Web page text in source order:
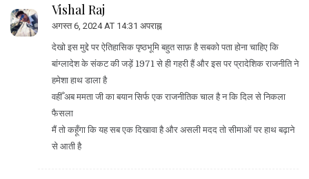
Vishal Raj
अगस्त 6, 2024 AT 14:31 अपराह्न
देखो इस मुद्दे पर ऐतिहासिक पृष्ठभूमि बहुत साफ़ है सबको पता होना चाहिए कि
बांग्लादेश के संकट की जड़ें 1971 से ही गहरी हैं और इस पर प्रादेशिक राजनीति ने
हमेशा हाथ डाला है
वहीँ अब ममता जी का बयान सिर्फ एक राजनीतिक चाल है न कि दिल से निकला
फैसला
मैं तो कहूँगा कि यह सब एक दिखावा है और असली मदद तो सीमाओं पर हाथ बढ़ाने
से आती है